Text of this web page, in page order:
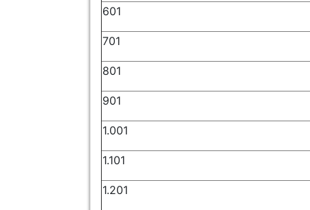
601
701
801
901
1.001
1.101
1.201